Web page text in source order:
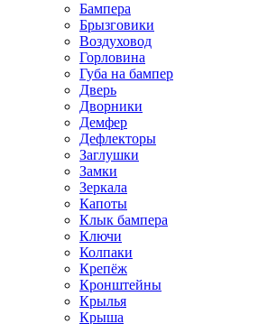
Бампера
Брызговики
Воздуховод
Горловина
Губа на бампер
Дверь
Дворники
Демфер
Дефлекторы
Заглушки
Замки
Зеркала
Капоты
Клык бампера
Ключи
Колпаки
Крепёж
Кронштейны
Крылья
Крыша